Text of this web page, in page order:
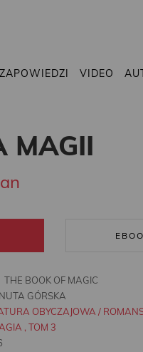
ZAPOWIEDZI VIDEO
MAGII
THE BOOK OF MAGIC
GÓRSKA
OBYCZAJOWA /
, TOM 3